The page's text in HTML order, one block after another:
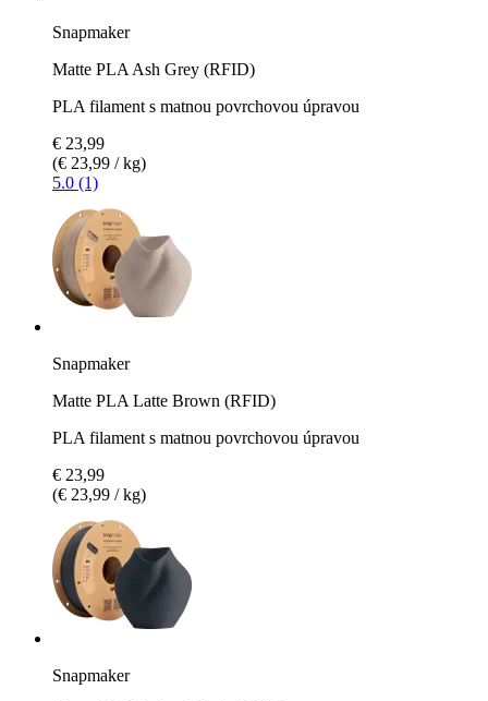
Snapmaker
Matte PLA Ash Grey (RFID)
PLA filament s matnou povrchovou úpravou
€ 23,99
(€ 23,99 / kg)
5.0 (1)
Snapmaker
Matte PLA Latte Brown (RFID)
PLA filament s matnou povrchovou úpravou
€ 23,99
(€ 23,99 / kg)
Snapmaker